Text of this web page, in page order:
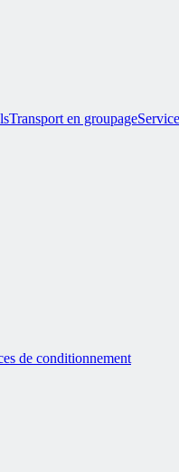
Transport en groupage
de conditionnement